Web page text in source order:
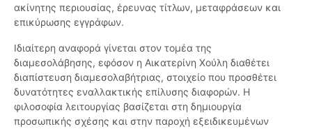
ακίνητης περιουσίας, έρευνας τίτλων, μεταφράσεων και
επικύρωσης εγγράφων.
Ιδιαίτερη αναφορά γίνεται στον τομέα της
διαμεσολάβησης, εφόσον η Αικατερίνη Χούλη διαθέτει
διαπίστευση διαμεσολαβήτριας, στοιχείο που προσθέτει
δυνατότητες εναλλακτικής επίλυσης διαφορών. Η
φιλοσοφία λειτουργίας βασίζεται στη δημιουργία
προσωπικής σχέσης και στην παροχή εξειδικευμένων